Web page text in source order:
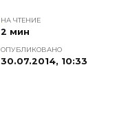
НА ЧТЕНИЕ
2 мин
ОПУБЛИКОВАНО
30.07.2014, 10:33